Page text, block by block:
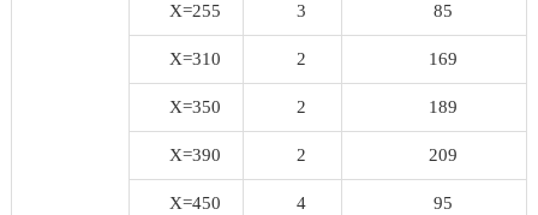
X=255 3 85
X=310 2 169
X=350 2 189
X=390 2 209
X=450 4 95